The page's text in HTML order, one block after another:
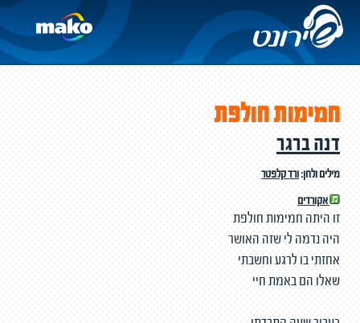
חמימות חולפת
דנה ברגר
מילים ולחן:ורד קלפטר
אקורדים
זו היתה חמימות חולפת
היה נדמה לי שזה האושר
אחזתי בו לרגע וחשבתי
שאלו הם באמת חיי